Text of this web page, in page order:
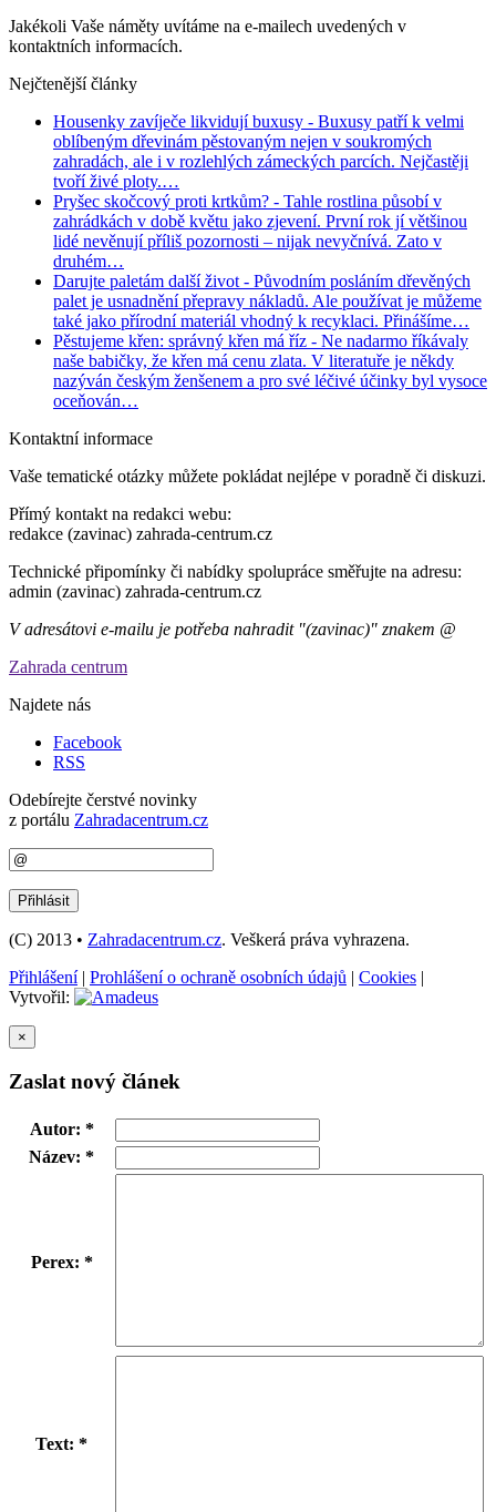
Jakékoli Vaše náměty uvítáme na e-mailech uvedených v
kontaktních informacích.
Nejčtenější články
Housenky zavíječe likvidují buxusy - Buxusy patří k velmi
oblíbeným dřevinám pěstovaným nejen v soukromých
zahradách, ale i v rozlehlých zámeckých parcích. Nejčastěji
tvoří živé ploty.…
Pryšec skočcový proti krtkům? - Tahle rostlina působí v
zahrádkách v době květu jako zjevení. První rok jí většinou
lidé nevěnují příliš pozornosti – nijak nevyčnívá. Zato v
druhém…
Darujte paletám další život - Původním posláním dřevěných
palet je usnadnění přepravy nákladů. Ale používat je můžeme
také jako přírodní materiál vhodný k recyklaci. Přinášíme…
Pěstujeme křen: správný křen má říz - Ne nadarmo říkávaly
naše babičky, že křen má cenu zlata. V literatuře je někdy
nazýván českým ženšenem a pro své léčivé účinky byl vysoce
oceňován…
Kontaktní informace
Vaše tematické otázky můžete pokládat nejlépe v poradně či diskuzi.
Přímý kontakt na redakci webu:
redakce (zavinac) zahrada-centrum.cz
Technické připomínky či nabídky spolupráce směřujte na adresu:
admin (zavinac) zahrada-centrum.cz
V adresátovi e-mailu je potřeba nahradit "(zavinac)" znakem @
Zahrada centrum
Najdete nás
Facebook
RSS
Odebírejte čerstvé novinky
z portálu Zahradacentrum.cz
(C) 2013 • Zahradacentrum.cz. Veškerá práva vyhrazena.
Přihlášení| Prohlášení o ochraně osobních údajů | Cookies |
Vytvořil:
×
Zaslat nový článek
Autor: *
Název: *
Perex: *
Text: *